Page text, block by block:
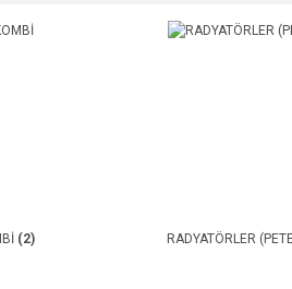
(2) RADYATÖRLER